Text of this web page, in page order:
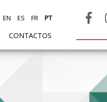
CONTACTOS
EN ES FR PT